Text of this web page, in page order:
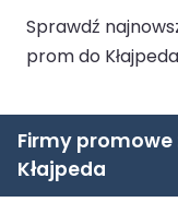
Sprawdź
prom do
Firmy
Kłajpeda